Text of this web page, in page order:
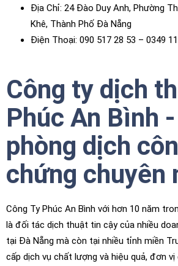
Địa Chỉ: 24 Đào Duy Anh, Phường
Khê, Thành Phố Đà Nẵng
Điện Thoại: 090 517 28 53​ – 0349
Công ty dịch
Phúc An Bình
phòng dịch
chứng chuyên
Công Ty Phúc An Bình với hơn 10 năm
là đối tác dịch thuật tin cậy của nhiều
tại Đà Nẵng mà còn tại nhiều tỉnh miền
cấp dịch vụ chất lượng và hiệu quả, đơn